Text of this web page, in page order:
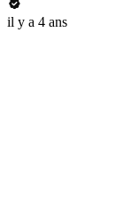
il y a 4 ans